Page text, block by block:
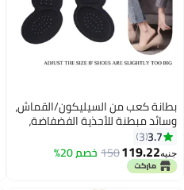
بطانة كعب من السيليكون/القماش،
وسائد مبطنة للأحذية الفضفاضة،
وسائد كعب مريحة للأحذية الكبيرة
جدًا للرجال والنساء، حشوة لتحسين
ملاءمة الحذاء وراحته، تمنع انزلاق
الكعب وظهور البثور متعدد الالوان
3.7
3
جنيه119.22
150 خصم 20%